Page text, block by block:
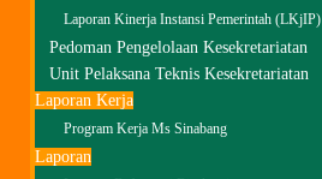
Laporan Kinerja Instansi Pemerintah (LKjIP)
Pedoman Pengelolaan Kesekretariatan
Unit Pelaksana Teknis Kesekretariatan
Laporan Kerja
Program Kerja Ms Sinabang
Laporan